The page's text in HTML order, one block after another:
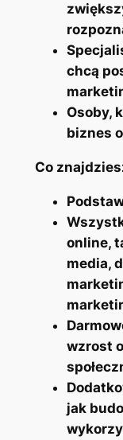
chcą
Osoby,
biznes
Co
online,
media,
wzrost
jak